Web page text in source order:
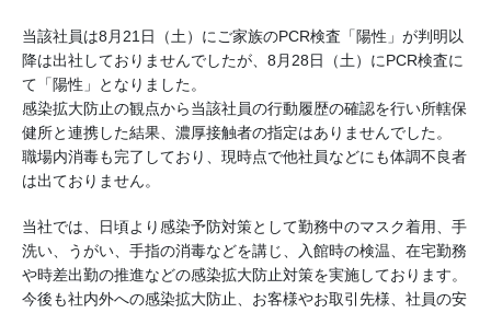
当該社員は8月21日（土）にご家族のPCR検査「陽性」が判明以
降は出社しておりませんでしたが、8月28日（土）にPCR検査に
て「陽性」となりました。
感染拡大防止の観点から当該社員の行動履歴の確認を行い所轄保
健所と連携した結果、濃厚接触者の指定はありませんでした。
職場内消毒も完了しており、現時点で他社員などにも体調不良者
は出ておりません。
当社では、日頃より感染予防対策として勤務中のマスク着用、手
洗い、うがい、手指の消毒などを講じ、入館時の検温、在宅勤務
や時差出勤の推進などの感染拡大防止対策を実施しております。
今後も社内外への感染拡大防止、お客様やお取引先様、社員の安